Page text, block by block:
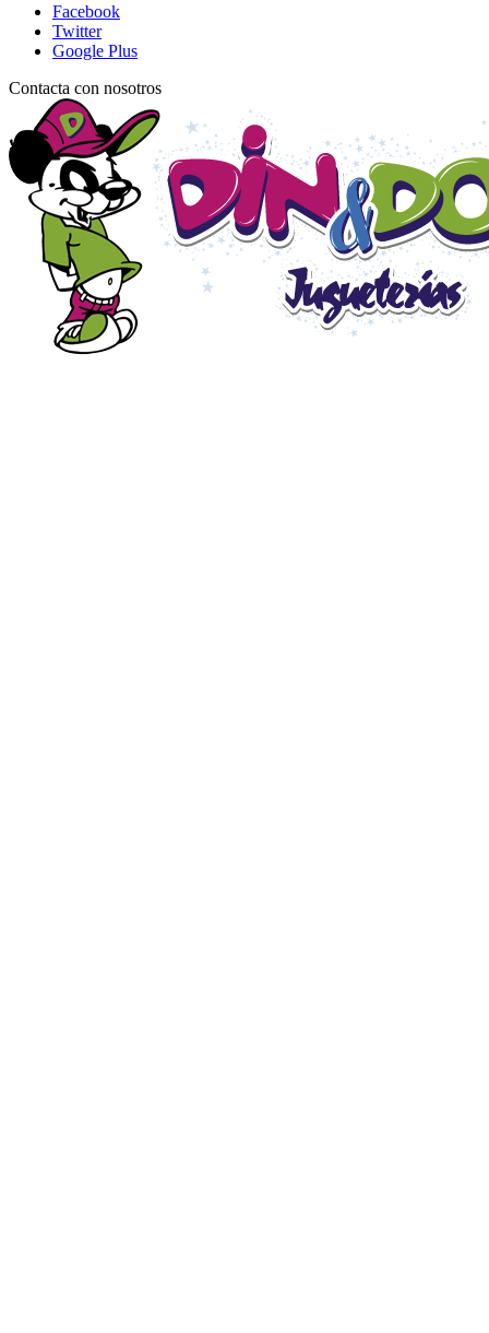
Facebook
Twitter
Google Plus
Contacta con nosotros